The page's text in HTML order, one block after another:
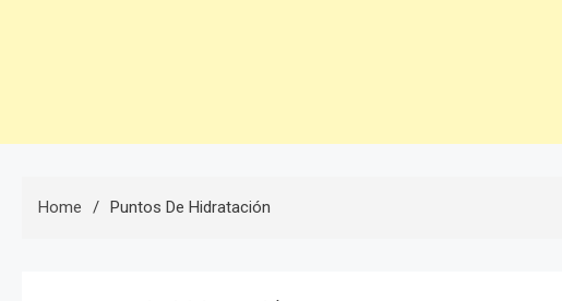
Home Puntos De Hidratación